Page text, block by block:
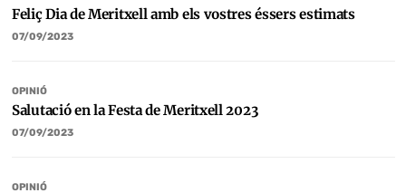
Feliç Dia de Meritxell amb els vostres éssers estimats
07/09/2023
OPINIÓ
Salutació en la Festa de Meritxell 2023
07/09/2023
OPINIÓ